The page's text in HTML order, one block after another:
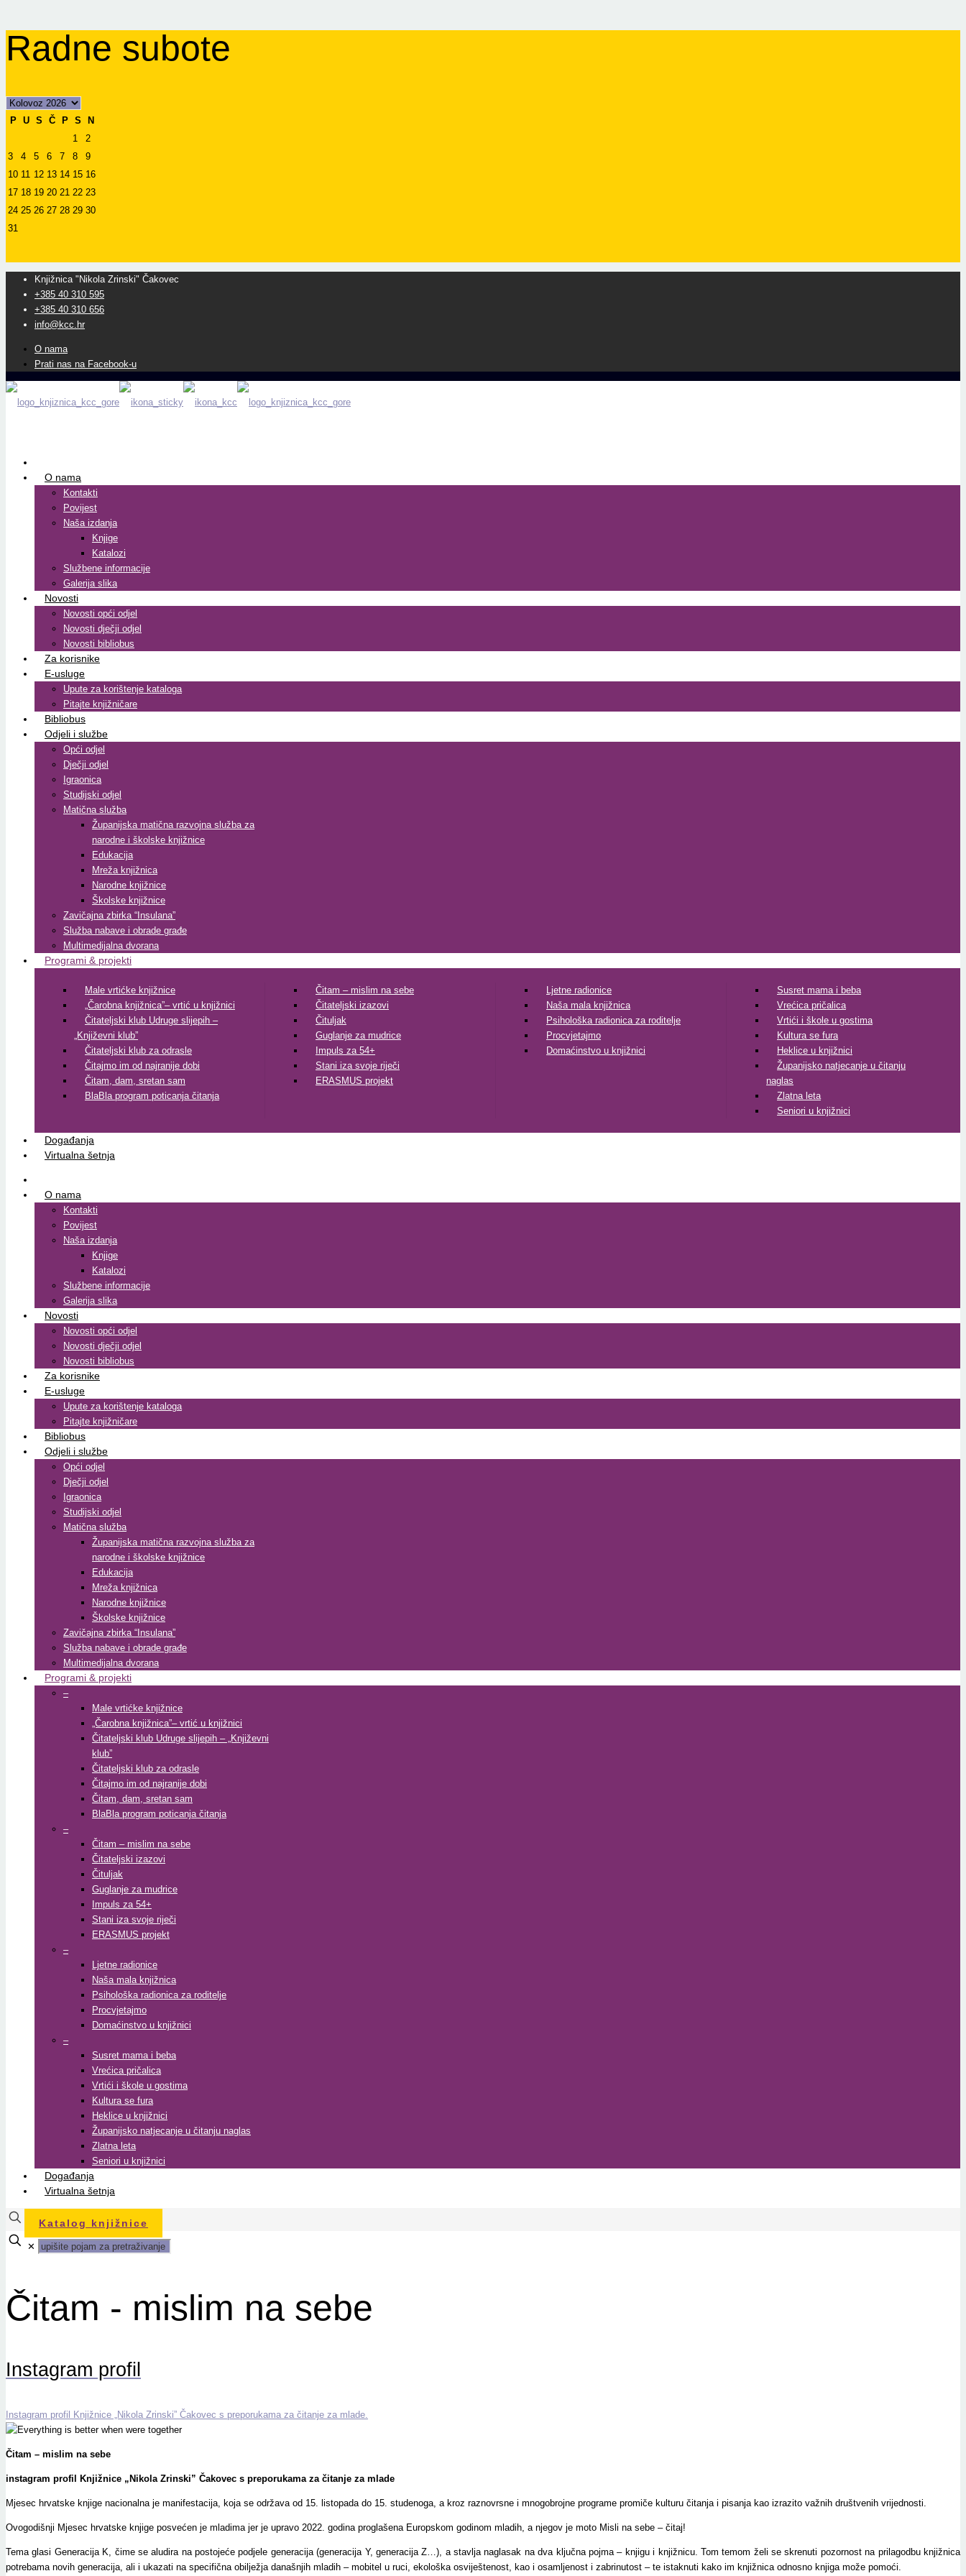
Radne subote
P U S Č P S
N
1
2
3
4 5 6 7 8
9
10 11 12 13 14 15 16
17 18 19 20 21 22 23
24 25 26 27 28 29 30
31
Knjižnica "Nikola Zrinski" Čakovec
+385 40 310 595
+385 40 310 656
info@kcc.hr
O nama
Prati nas na Facebook-u
O nama
Kontakti
Povijest
Naša izdanja
Knjige
Katalozi
Službene informacije
Galerija slika
Novosti
Novosti opći odjel
Novosti dječji odjel
Novosti bibliobus
Za korisnike
E-usluge
Upute za korištenje kataloga
Pitajte knjižničare
Bibliobus
Odjeli i službe
Opći odjel
Dječji odjel
Igraonica
Studijski odjel
Matična služba
Županijska matična razvojna služba za
narodne i školske knjižnice
Edukacija
Mreža knjižnica
Narodne knjižnice
Školske knjižnice
Zavičajna zbirka “Insulana”
Služba nabave i obrade građe
Multimedijalna dvorana
Programi & projekti
Male vrtićke knjižnice
„Čarobna knjižnica”– vrtić u knjižnici
Čitateljski klub Udruge slijepih –
„Književni klub”
Čitateljski klub za odrasle
Čitajmo im od najranije dobi
Čitam, dam, sretan sam
BlaBla program poticanja čitanja
Čitam – mislim na sebe
Čitateljski izazovi
Čituljak
Guglanje za mudrice
Impuls za 54+
Stani iza svoje riječi
ERASMUS projekt
Ljetne radionice
Naša mala knjižnica
Psihološka radionica za roditelje
Procvjetajmo
Domaćinstvo u knjižnici
Susret mama i beba
Vrećica pričalica
Vrtići i škole u gostima
Kultura se fura
Heklice u knjižnici
Županijsko natjecanje u čitanju
naglas
Zlatna leta
Seniori u knjižnici
Događanja
Virtualna šetnja
O nama
Kontakti
Povijest
Naša izdanja
Knjige
Katalozi
Službene informacije
Galerija slika
Novosti
Novosti opći odjel
Novosti dječji odjel
Novosti bibliobus
Za korisnike
E-usluge
Upute za korištenje kataloga
Pitajte knjižničare
Bibliobus
Odjeli i službe
Opći odjel
Dječji odjel
Igraonica
Studijski odjel
Matična služba
Županijska matična razvojna služba za
narodne i školske knjižnice
Edukacija
Mreža knjižnica
Narodne knjižnice
Školske knjižnice
Zavičajna zbirka “Insulana”
Služba nabave i obrade građe
Multimedijalna dvorana
Programi & projekti
–
Male vrtićke knjižnice
„Čarobna knjižnica”– vrtić u knjižnici
Čitateljski klub Udruge slijepih – „Književni
klub”
Čitateljski klub za odrasle
Čitajmo im od najranije dobi
Čitam, dam, sretan sam
BlaBla program poticanja čitanja
–
Čitam – mislim na sebe
Čitateljski izazovi
Čituljak
Guglanje za mudrice
Impuls za 54+
Stani iza svoje riječi
ERASMUS projekt
–
Ljetne radionice
Naša mala knjižnica
Psihološka radionica za roditelje
Procvjetajmo
Domaćinstvo u knjižnici
–
Susret mama i beba
Vrećica pričalica
Vrtići i škole u gostima
Kultura se fura
Heklice u knjižnici
Županijsko natjecanje u čitanju naglas
Zlatna leta
Seniori u knjižnici
Događanja
Virtualna šetnja
Katalog knjižnice
✕
Čitam - mislim na sebe
Instagram profil
Instagram profil Knjižnice „Nikola Zrinski” Čakovec s preporukama za čitanje za mlade.
Čitam – mislim na sebe
instagram profil Knjižnice „Nikola Zrinski” Čakovec s preporukama za čitanje za mlade
Mjesec hrvatske knjige nacionalna je manifestacija, koja se održava od 15. listopada do 15. studenoga, a kroz raznovrsne i mnogobrojne programe promiče kulturu čitanja i pisanja kao izrazito važnih društvenih vrijednosti.
Ovogodišnji Mjesec hrvatske knjige posvećen je mladima jer je upravo 2022. godina proglašena Europskom godinom mladih, a njegov je moto Misli na sebe – čitaj!
Tema glasi Generacija K, čime se aludira na postojeće podjele generacija (generacija Y, generacija Z…), a stavlja naglasak na dva ključna pojma – knjigu i knjižnicu. Tom temom želi se skrenuti pozornost na prilagodbu knjižnica
potrebama novih generacija, ali i ukazati na specifična obilježja današnjih mladih – mobitel u ruci, ekološka osviještenost, kao i osamljenost i zabrinutost – te istaknuti kako im knjižnica odnosno knjiga može pomoći.